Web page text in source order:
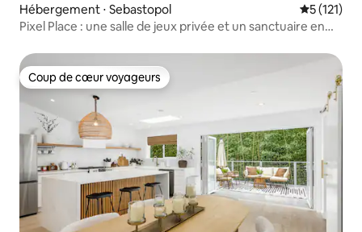
Hébergement ⋅ Sebastopol Évaluation
5 (121)
Pixel Place : une salle de jeux privée et un sanctuaire en
Coup de cœur voyageurs
Coup de cœur voyageurs